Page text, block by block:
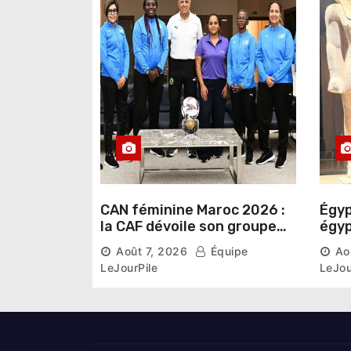
r
t
i
c
l
e
CAN féminine Maroc 2026 :
la CAF dévoile son groupe
d’experts chargé d’analyser
la compétition
Août 7, 2026
Équipe
LeJourPile
une